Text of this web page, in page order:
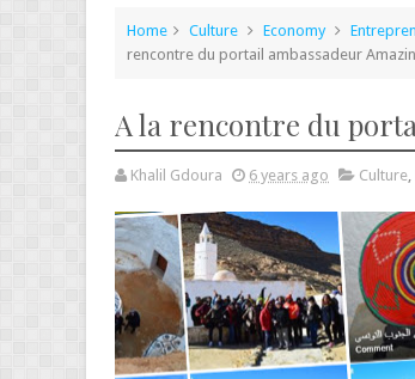
Home Culture Economy
rencontre du portail ambassadeur
A la rencontre du
Khalil Gdoura 6 years ago Culture,